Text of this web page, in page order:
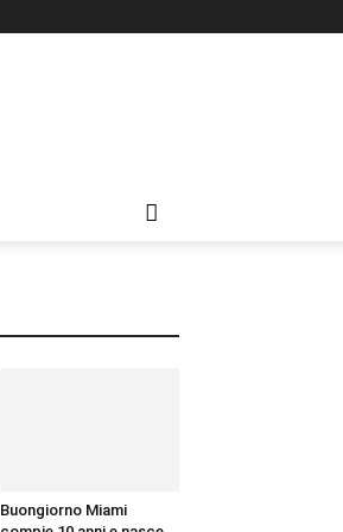
Buongiorno Miami